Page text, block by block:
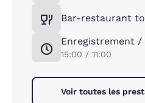
Bar-restaurant
Enregistrement /
15:00 / 11:00
Voir toutes les